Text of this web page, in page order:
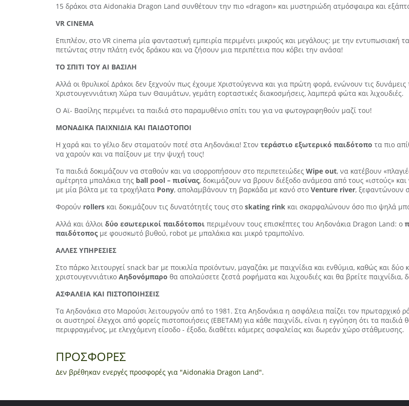
15 δράκοι στα Aidonakia Dragon Land συνθέτουν την πιο «dragon» και μυστηριώδη ατμόσφαιρα και
VR CINEMA
Επιπλέον, στο VR cinema μία φανταστική εμπειρία περιμένει μικρούς και μεγάλους: με την εντυπωσιακή
πετώντας στην πλάτη ενός δράκου και να ζήσουν μια περιπέτεια που κόβει την ανάσα!
ΤΟ ΣΠΙΤΙ ΤΟΥ ΑΙ ΒΑΣΙΛΗ
Αλλά οι θρυλικοί Δράκοι δεν ξεχνούν πως έχουμε Χριστούγεννα και για πρώτη φορά, ενώνουν τις
Χριστουγεννιάτικη Χώρα των Θαυμάτων, γεμάτη εορταστικές διακοσμήσεις, λαμπερά φώτα και λιχουδιές.
Ο Αϊ- Βασίλης περιμένει τα παιδιά στο παραμυθένιο σπίτι του για να φωτογραφηθούν μαζί του!
ΜΟΝΑΔΙΚΑ ΠΑΙΧΝΙΔΙΑ ΚΑΙ ΠΑΙΔΟΤΟΠΟΙ
Η χαρά και το γέλιο δεν σταματούν ποτέ στα Αηδονάκια! Στον τεράστιο εξωτερικό παιδότοπο τα πιο
να χαρούν και να παίξουν με την ψυχή τους!
Τα παιδιά δοκιμάζουν να σταθούν και να ισορροπήσουν στο περιπετειώδες Wipe out, να κατέβουν
αμέτρητα μπαλάκια της ball pool – πισίνας, δοκιμάζουν να βρουν διέξοδο ανάμεσα από τους «ιστούς»
με μία βόλτα με τα τροχήλατα Pony, απολαμβάνουν τη βαρκάδα με κανό στο Venture river, ξεφαντώνουν
Φορούν rollers και δοκιμάζουν τις δυνατότητές τους στο skating rink και σκαρφαλώνουν όσο πιο ψηλά
Αλλά και άλλοι δύο εσωτερικοί παιδότοποι περιμένουν τους επισκέπτες του Αηδονάκια Dragon Land: o
παιδότοπος με φουσκωτό βυθού, robot με μπαλάκια και μικρό τραμπολίνο.
ΑΛΛΕΣ ΥΠΗΡΕΣΙΕΣ
Στο πάρκο λειτουργεί snack bar με ποικιλία προϊόντων, μαγαζάκι με παιχνίδια και ενθύμια, καθώς και
χριστουγεννιάτικο Αηδονόμπαρο θα απολαύσετε ζεστά ροφήματα και λιχουδιές και θα βρείτε
ΑΣΦΑΛΕΙΑ ΚΑΙ ΠΙΣΤΟΠΟΙΗΣΕΙΣ
Τα Αηδονάκια στο Μαρούσι λειτουργούν από το 1981. Στα Αηδονάκια η ασφάλεια παίζει τον πρωταρχικό
οι αυστηροί έλεγχοι από φορείς πιστοποιήσεις (ΕΒΕΤΑΜ) για κάθε παιχνίδι, είναι η εγγύηση ότι τα
περιφραγμένος, με ελεγχόμενη είσοδο - έξοδο, διαθέτει κάμερες ασφαλείας και δωρεάν χώρο στάθμευσης.
ΠΡΟΣΦΟΡΕΣ
Δεν βρέθηκαν ενεργές προσφορές για "Aidonakia Dragon Land".